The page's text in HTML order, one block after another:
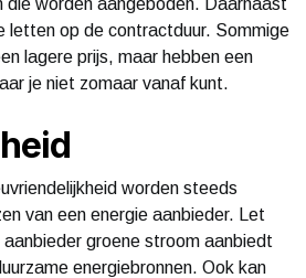
letten op de contractduur. Sommige
lagere prijs, maar hebben een
je niet zomaar vanaf kunt.
worden steeds
van een energie aanbieder. Let
groene stroom aanbiedt
energiebronnen. Ook kan